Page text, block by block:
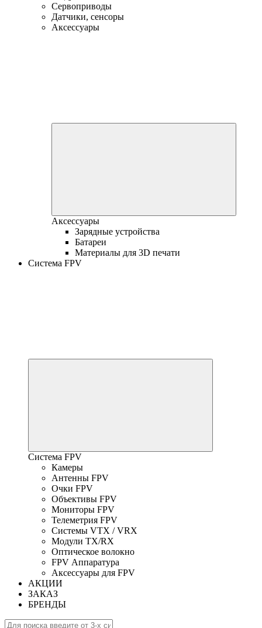
Сервоприводы
Датчики, сенсоры
Аксессуары
Аксессуары
Зарядные устройства
Батареи
Материалы для 3D печати
Система FPV
Система FPV
Камеры
Антенны FPV
Очки FPV
Объективы FPV
Мониторы FPV
Телеметрия FPV
Системы VTX / VRX
Модули TX/RX
Оптическое волокно
FPV Аппаратура
Аксессуары для FPV
АКЦИИ
ЗАКАЗ
БРЕНДЫ